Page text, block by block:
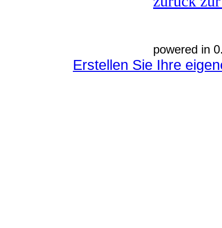
powered in
Erstellen Sie Ihre